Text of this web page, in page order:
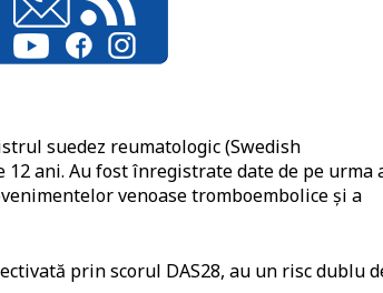
suedez reumatologic (Swedish
12 ani. Au fost înregistrate date de pe urma
venoase tromboembolice și a
prin scorul DAS28, au un risc dublu